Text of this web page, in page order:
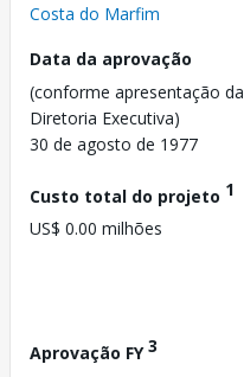
Costa do Marfim
Data da aprovação
(conforme apresentação da
Diretoria Executiva)
30 de agosto de 1977
Custo total do projeto 1
US$ 0.00 milhões
Aprovação FY3